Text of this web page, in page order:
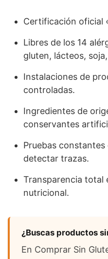
Certificación oficial
Libres de los 14
gluten, lácteos,
Instalaciones de
controladas.
Ingredientes de
conservantes
Pruebas
detectar trazas.
Transparencia total
nutricional.
¿Buscas productos
En Comprar Sin